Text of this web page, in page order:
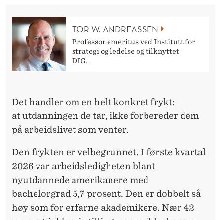
TOR W. ANDREASSEN
Professor emeritus ved Institutt for
strategi og ledelse og tilknyttet
DIG.
Det handler om en helt konkret frykt:
atutdanningen de tar, ikke forbereder dem
på arbeidslivet som venter.
Den frykten er velbegrunnet. I første kvartal
2026 var arbeidsledigheten blant
nyutdannede amerikanere med
bachelorgrad 5,7 prosent. Den er dobbelt så
høy som for erfarne akademikere. Nær 42